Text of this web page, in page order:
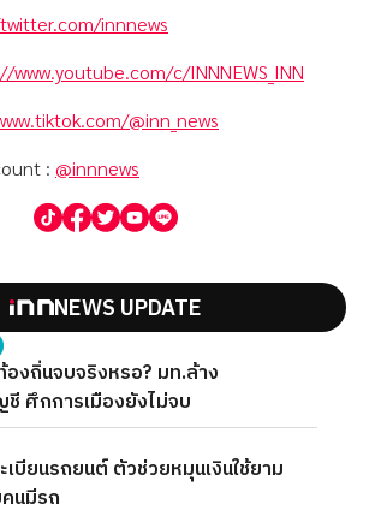
innnews
www.youtube.com/c/INNNEWS_INN
@inn_news
: @innnews
NEWS UPDATE
งถิ่นจบจริงหรอ? มท.ล้าง
ศึกการเมืองยังไม่จบ
เบียนรถยนต์ ตัวช่วยหมุนเงินใช้ยาม
นมีรถ